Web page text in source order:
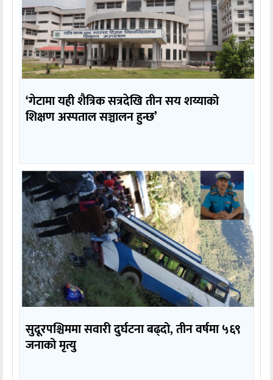
‘गेटामा यही शैत्रिक सत्रदेखि तीन सय शय्याको
शिक्षण अस्पताल सञ्चालन हुन्छ’
सुदूरपश्चिममा सवारी दुर्घटना बढ्दो, तीन वर्षमा ५६९
जनाको मृत्यु